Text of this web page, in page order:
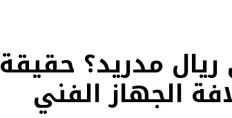
مدريد؟ حقيقة
الجهاز الفني